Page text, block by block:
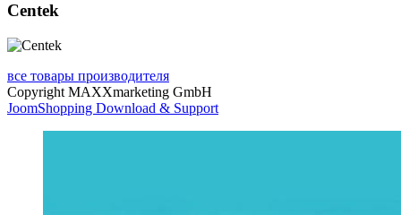
Centek
все товары производителя
Copyright MAXXmarketing GmbH
JoomShopping Download & Support